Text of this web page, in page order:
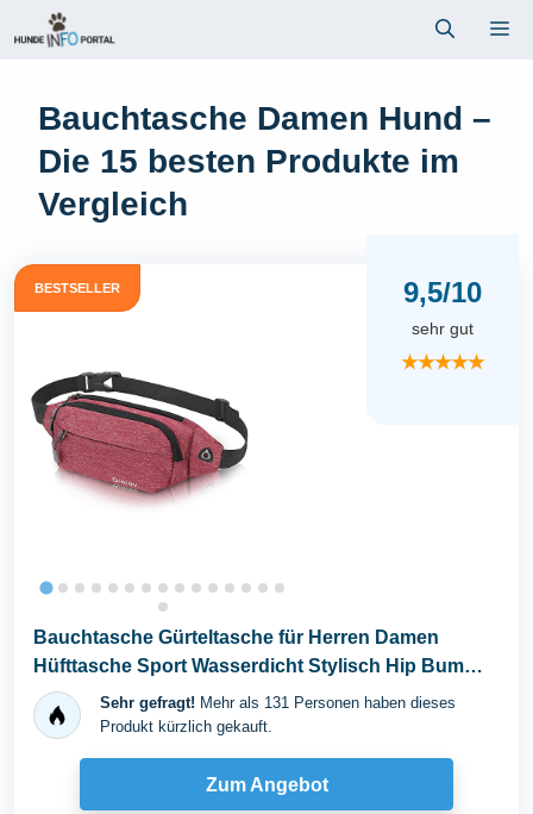
Inhalt
Bauchtasche Damen Hund –
Die 15 besten Produkte im
Vergleich
BESTSELLER 9,5/10
sehr gut
★★★★★
Bauchtasche Gürteltasche für Herren Damen
Hüfttasche Sport Wasserdicht Stylisch Hip Bum
Waist...
Sehr gefragt! Mehr als 131 Personen haben dieses
Produkt kürzlich gekauft.
Zum Angebot